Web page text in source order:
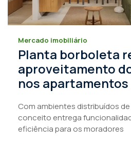
Mercado imobiliário
Planta borboleta
aproveitamento
nos
Com ambientes distribuídos
conceito entrega
eficiência para os moradores